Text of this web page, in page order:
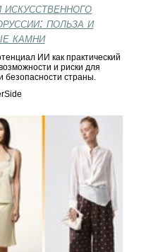
польза и
камни
ИИ как практический
и риски для
безопасности страны.